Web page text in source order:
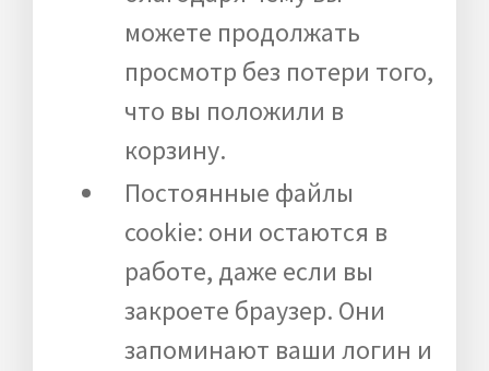
можете продолжать
просмотр без потери того,
что вы положили в
корзину.
Постоянные файлы
cookie: они остаются в
работе, даже если вы
закроете браузер. Они
запоминают ваши логин и